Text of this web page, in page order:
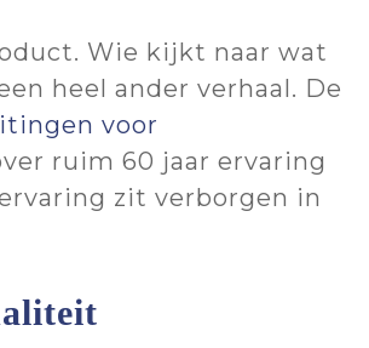
Wie kijkt naar wat
heel ander verhaal. De
voor
ruim 60 jaar ervaring
zit verborgen in